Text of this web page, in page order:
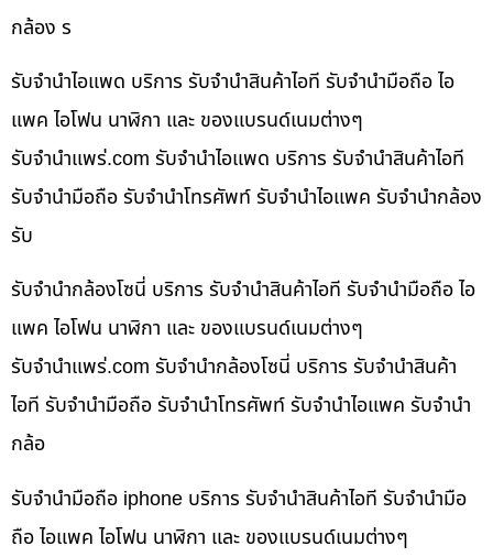
กล้อง ร
รับจำนำไอแพด บริการ รับจำนำสินค้าไอที รับจำนำมือถือ ไอ
แพค ไอโฟน นาฬิกา และ ของแบรนด์เนมต่างๆ
รับจํานําแพร่.com รับจำนำไอแพด บริการ รับจำนำสินค้าไอที
รับจำนำมือถือ รับจำนำโทรศัพท์ รับจำนำไอแพค รับจำนำกล้อง
รับ
รับจำนำกล้องโซนี่ บริการ รับจำนำสินค้าไอที รับจำนำมือถือ ไอ
แพค ไอโฟน นาฬิกา และ ของแบรนด์เนมต่างๆ
รับจํานําแพร่.com รับจำนำกล้องโซนี่ บริการ รับจำนำสินค้า
ไอที รับจำนำมือถือ รับจำนำโทรศัพท์ รับจำนำไอแพค รับจำนำ
กล้อ
รับจำนำมือถือ iphone บริการ รับจำนำสินค้าไอที รับจำนำมือ
ถือ ไอแพค ไอโฟน นาฬิกา และ ของแบรนด์เนมต่างๆ